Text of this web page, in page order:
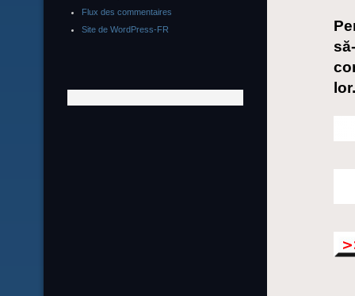
lor.
Flux des commentaires
Site de WordPress-FR